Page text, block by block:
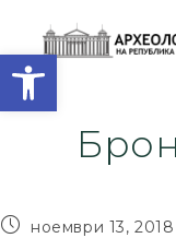
Open
ноември 13, 2018